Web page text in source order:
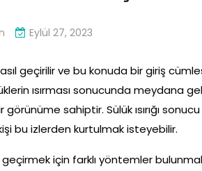
Eylül 27, 2023
geçirilir ve bu konuda bir giriş
ısırması sonucunda meydana
görünüme sahiptir. Sülük ısırığı
bu izlerden kurtulmak isteyebilir.
geçirmek için farklı yöntemler